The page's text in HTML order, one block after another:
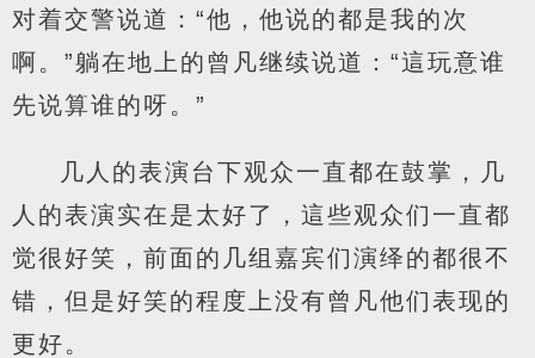
对着交警说道：“他，他说的都是我的次
啊。”躺在地上的曾凡继续说道：“這玩意谁
先说算谁的呀。”
几人的表演台下观众一直都在鼓掌，几
人的表演实在是太好了，這些观众们一直都
觉很好笑，前面的几组嘉宾们演绎的都很不
错，但是好笑的程度上没有曾凡他们表现的
更好。